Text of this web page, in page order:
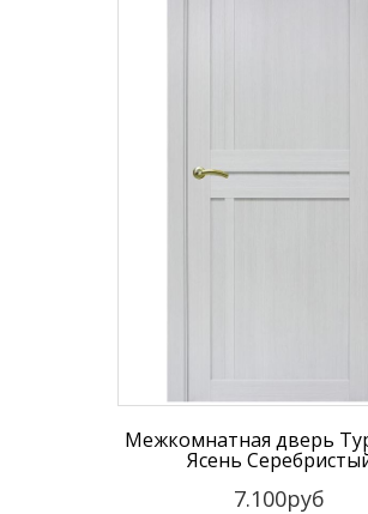
Межкомнатная дверь
Ясень
7.100руб